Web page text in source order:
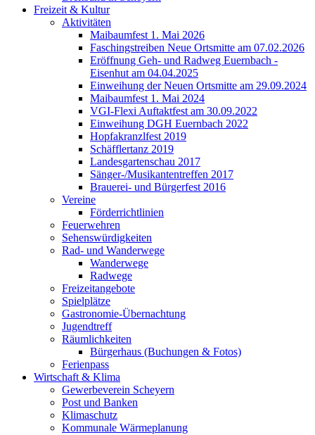
Freizeit & Kultur
Aktivitäten
Maibaumfest 1. Mai 2026
Faschingstreiben Neue Ortsmitte am 07.02.2026
Eröffnung Geh- und Radweg Euernbach -
Eisenhut am 04.04.2025
Einweihung der Neuen Ortsmitte am 29.09.2024
Maibaumfest 1. Mai 2024
VGI-Flexi Auftaktfest am 30.09.2022
Einweihung DGH Euernbach 2022
Hopfakranzlfest 2019
Schäfflertanz 2019
Landesgartenschau 2017
Sänger-/Musikantentreffen 2017
Brauerei- und Bürgerfest 2016
Vereine
Förderrichtlinien
Feuerwehren
Sehenswürdigkeiten
Rad- und Wanderwege
Wanderwege
Radwege
Freizeitangebote
Spielplätze
Gastronomie-Übernachtung
Jugendtreff
Räumlichkeiten
Bürgerhaus (Buchungen & Fotos)
Ferienpass
Wirtschaft & Klima
Gewerbeverein Scheyern
Post und Banken
Klimaschutz
Kommunale Wärmeplanung